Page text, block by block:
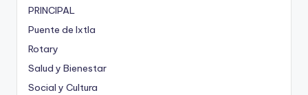
PRINCIPAL
Puente de Ixtla
Rotary
Salud y Bienestar
Social y Cultura